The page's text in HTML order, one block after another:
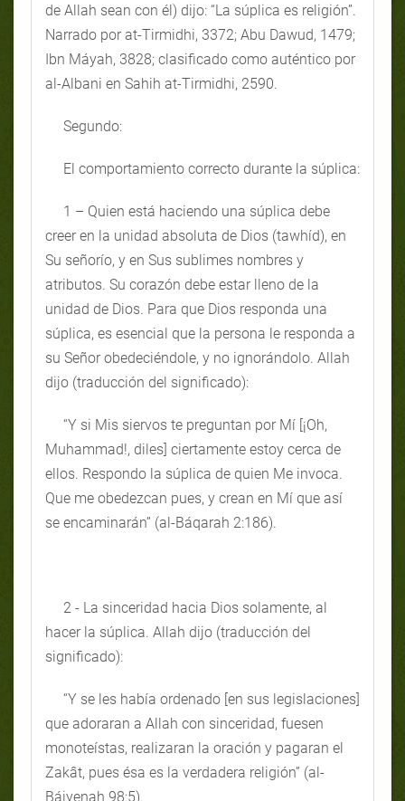
de Allah sean con él) dijo: “La súplica es religión”.
Narrado por at-Tirmidhi, 3372; Abu Dawud, 1479;
Ibn Máyah, 3828; clasificado como auténtico por
al-Albani en Sahih at-Tirmidhi, 2590.
Segundo:
El comportamiento correcto durante la súplica:
1 – Quien está haciendo una súplica debe
creer en la unidad absoluta de Dios (tawhíd), en
Su señorío, y en Sus sublimes nombres y
atributos. Su corazón debe estar lleno de la
unidad de Dios. Para que Dios responda una
súplica, es esencial que la persona le responda a
su Señor obedeciéndole, y no ignorándolo. Allah
dijo (traducción del significado):
“Y si Mis siervos te preguntan por Mí [¡Oh,
Muhammad!, diles] ciertamente estoy cerca de
ellos. Respondo la súplica de quien Me invoca.
Que me obedezcan pues, y crean en Mí que así
se encaminarán” (al-Báqarah 2:186).
2 - La sinceridad hacia Dios solamente, al
hacer la súplica. Allah dijo (traducción del
significado):
“Y se les había ordenado [en sus legislaciones]
que adoraran a Allah con sinceridad, fuesen
monoteístas, realizaran la oración y pagaran el
Zakât, pues ésa es la verdadera religión” (al-
Báiyenah 98:5).